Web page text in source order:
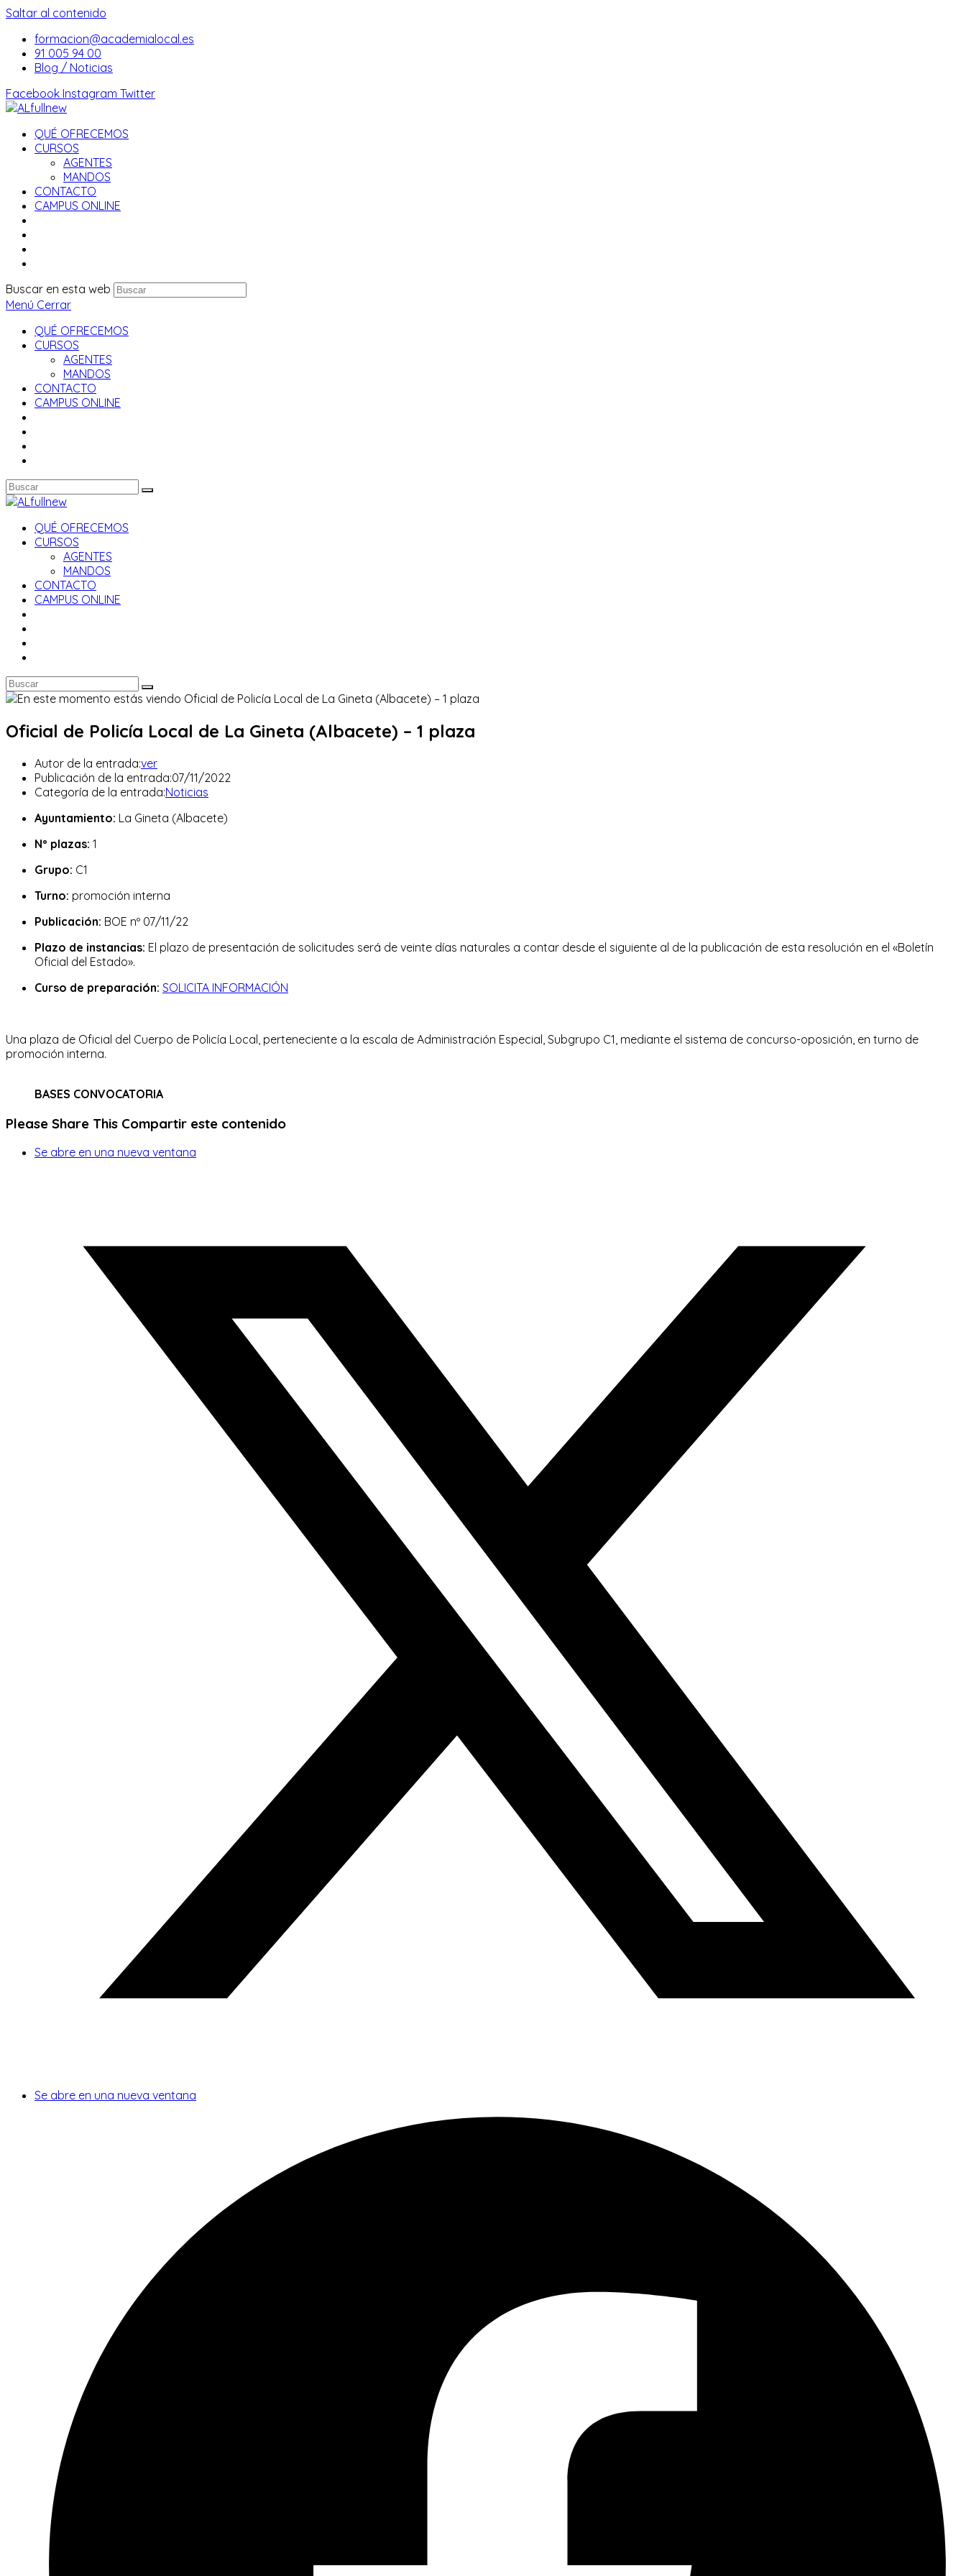
Saltar al contenido
formacion@academialocal.es
91 005 94 00
Blog / Noticias
Facebook Instagram Twitter
QUÉ OFRECEMOS
CURSOS
AGENTES
MANDOS
CONTACTO
CAMPUS ONLINE
Buscar en esta web
Menú Cerrar
QUÉ OFRECEMOS
CURSOS
AGENTES
MANDOS
CONTACTO
CAMPUS ONLINE
QUÉ OFRECEMOS
CURSOS
AGENTES
MANDOS
CONTACTO
CAMPUS ONLINE
Oficial de Policía Local de La Gineta (Albacete) – 1 plaza
Autor de la entrada:ver
Publicación de la entrada:07/11/2022
Categoría de la entrada:Noticias
Ayuntamiento: La Gineta (Albacete)
Nº plazas: 1
Grupo: C1
Turno: promoción interna
Publicación: BOE nº 07/11/22
Plazo de instancias: El plazo de presentación de solicitudes será de veinte días naturales a contar desde el siguiente al de la publicación de esta resolución en el «Boletín
Oficial del Estado».
Curso de preparación: SOLICITA INFORMACIÓN
Una plaza de Oficial del Cuerpo de Policía Local, perteneciente a la escala de Administración Especial, Subgrupo C1, mediante el sistema de concurso-oposición, en turno de
promoción interna.
BASES CONVOCATORIA
Please Share This Compartir este contenido
Se abre en una nueva ventana
Se abre en una nueva ventana